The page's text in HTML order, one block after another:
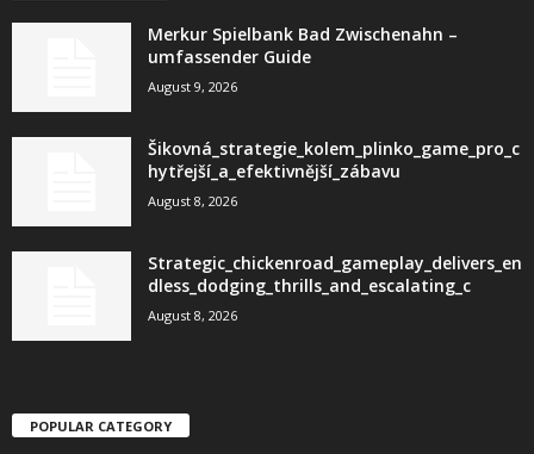
Merkur Spielbank Bad Zwischenahn –
umfassender Guide
August 9, 2026
Šikovná_strategie_kolem_plinko_game_pro_c
hytřejší_a_efektivnější_zábavu
August 8, 2026
Strategic_chickenroad_gameplay_delivers_en
dless_dodging_thrills_and_escalating_c
August 8, 2026
POPULAR CATEGORY